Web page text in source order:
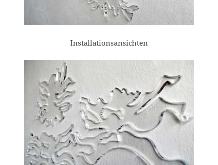
Installationsansichten